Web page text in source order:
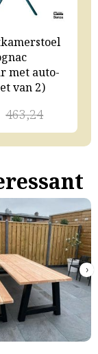
met auto-
van 2)
463,24
›